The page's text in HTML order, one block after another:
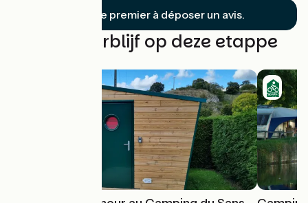
Soyez le premier à déposer un avis.
Vind uw verblijf op deze etappe